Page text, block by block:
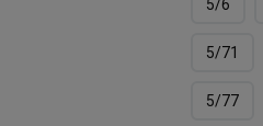
5/6
5/71
5/77